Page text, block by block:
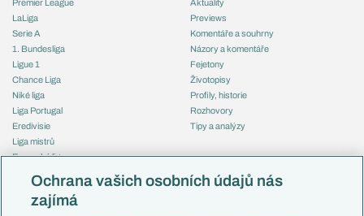
Premier League
LaLiga
Serie A
1. Bundesliga
Ligue 1
Chance Liga
Niké liga
Liga Portugal
Eredivisie
Liga mistrů
Evropská liga
Mistrovství světa
Liga národů
Aktuality
Previews
Komentáře a souhrny
Názory a komentáře
Fejetony
Životopisy
Profily, historie
Rozhovory
Tipy a analýzy
Česko
Ochrana vašich osobních údajů nás
zajímá